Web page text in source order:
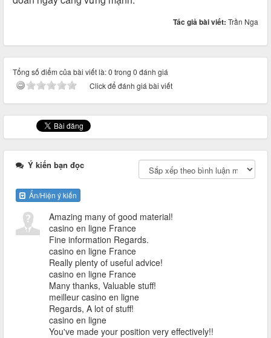
Tác giả bài viết: Trần Nga
Tổng số điểm của bài viết là: 0 trong 0 đánh giá
Click để đánh giá bài viết
Ý kiến bạn đọc
Ẩn/Hiện ý kiến
Amazing many of good material!
casino en ligne France
Fine information Regards.
casino en ligne France
Really plenty of useful advice!
casino en ligne France
Many thanks, Valuable stuff!
meilleur casino en ligne
Regards, A lot of stuff!
casino en ligne
You've made your position very effectively!!